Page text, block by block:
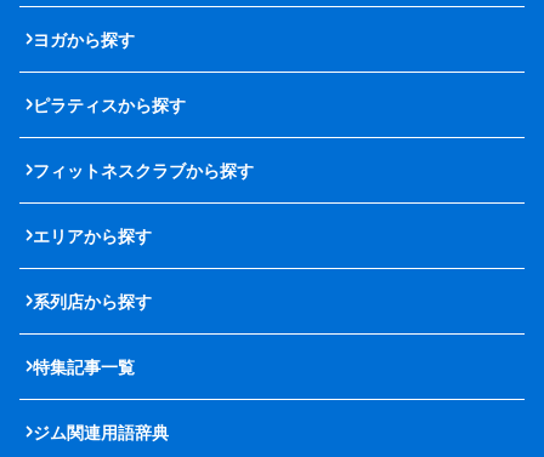
ヨガから探す
ピラティスから探す
フィットネスクラブから探す
エリアから探す
系列店から探す
特集記事一覧
ジム関連用語辞典